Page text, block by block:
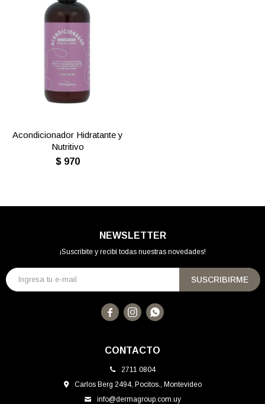
Acondicionador Hidratante y
Nutritivo
$ 970
CONTACTO
2711 0804
Carlos Berg 2494, Pocitos., Montevideo
info@dermagroup.com.uy
NEWSLETTER
¡Suscribite y recibí todas nuestras novedades!
SUSCRIBIRME
  